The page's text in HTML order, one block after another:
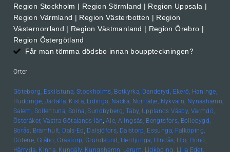
Region Stockholm | Region Sörmland | Region Uppsala |
Region Värmland | Region Västerbotten | Region
Västernorrland | Region Västmanland | Region Örebro |
Region Östergötland
Får man tömma dödsbo innan bouppteckningen?
Orter
Göteborg, Eskilstuna, Stockholms, Botkyrka, Danderyd, Ekerö, Haninge,
Huddinge, Järfälla, Kista, Lidingö, Nacka, Norrtälje, Nykvarn, Nynäshamn,
Salem, Sollentuna, Solna, Sundbyberg, Täby, Upplands Väsby, Värmdö,
Österåker, Västra Götalands län, Ale, Alingsås, Bengtsfors, Bollebygd,
Borås, Brämhult, Dals-Ed , Dalsjöfors, Dalstorp, Essunga, Falköping,
Götene, Gråbo, Grästorp, Grundsund, Herrljunga, Hindås, Hjo, Hönö,
Härryda, Kinna, Kungälv, Kungshamn, Lerum, Lidköping, Lilla Edet,